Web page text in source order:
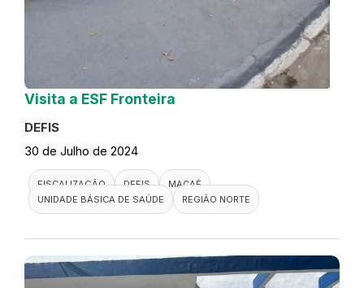
Visita a ESF Fronteira
DEFIS
30 de Julho de 2024
FISCALIZAÇÃO DEFIS
MACAÉ
UNIDADE BÁSICA DE SAÚDE
REGIÃO NORTE